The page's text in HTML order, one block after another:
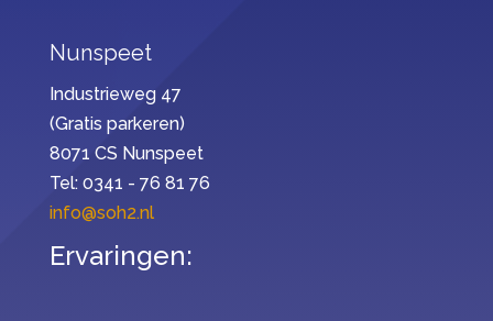
Nunspeet
Industrieweg 47
(Gratis parkeren)
8071 CS Nunspeet
Tel: 0341 - 76 81 76
info@soh2.nl
Ervaringen: